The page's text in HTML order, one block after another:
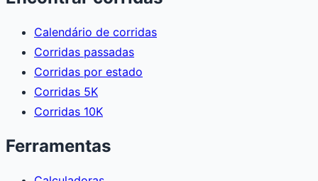
Calendário de corridas
Corridas passadas
Corridas por estado
Corridas 5K
Corridas 10K
Ferramentas